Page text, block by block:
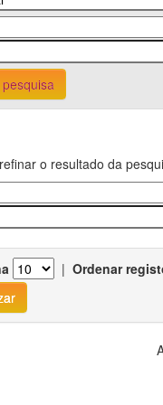
o resultado da
| Ordenar